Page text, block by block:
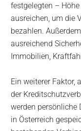
festgelegten –
ausreichen, um die
bezahlen.
ausreichend
Immobilien,
Ein weiterer Faktor,
der
werden persönliche
in Österreich